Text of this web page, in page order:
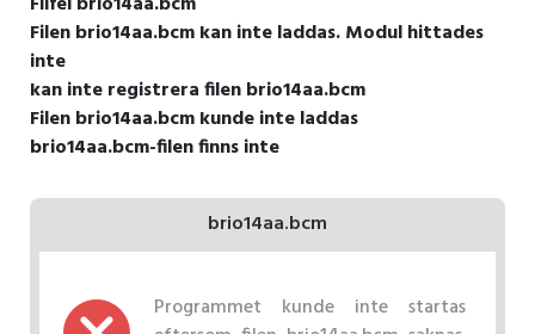
Filen brio14aa.bcm kan inte laddas. Modul hittades
inte
kan inte registrera filen brio14aa.bcm
Filen brio14aa.bcm kunde inte laddas
brio14aa.bcm-filen finns inte
brio14aa.bcm
Programmet kunde inte startas